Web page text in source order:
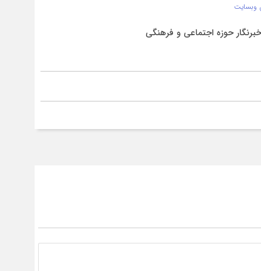
وبسایت
حوزه اجتماعی و فرهنگی